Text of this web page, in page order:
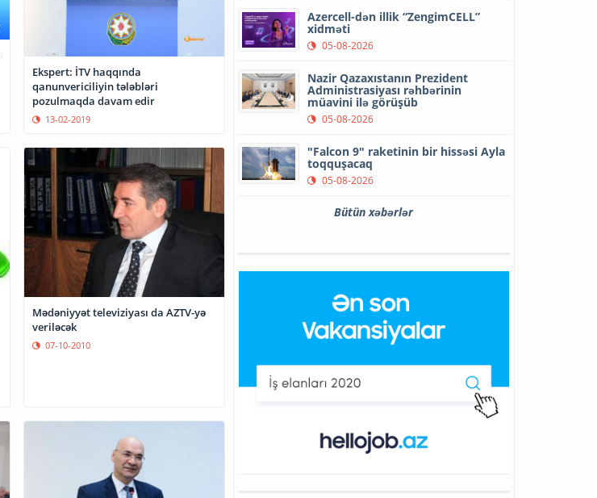
Ekspert: İTV haqqında
qanunvericiliyin tələbləri
pozulmaqda davam edir
13-02-2019
Mədəniyyət televiziyası da AZTV-yə
veriləcək
07-10-2010
Azercell-dən illik “ZengimCELL”
xidməti
05-08-2026
Nazir Qazaxıstanın Prezident
Administrasiyası rəhbərinin
müavini ilə görüşüb
05-08-2026
"Falcon 9" raketinin bir hissəsi Ayla
toqquşacaq
05-08-2026
Bütün xəbərlər